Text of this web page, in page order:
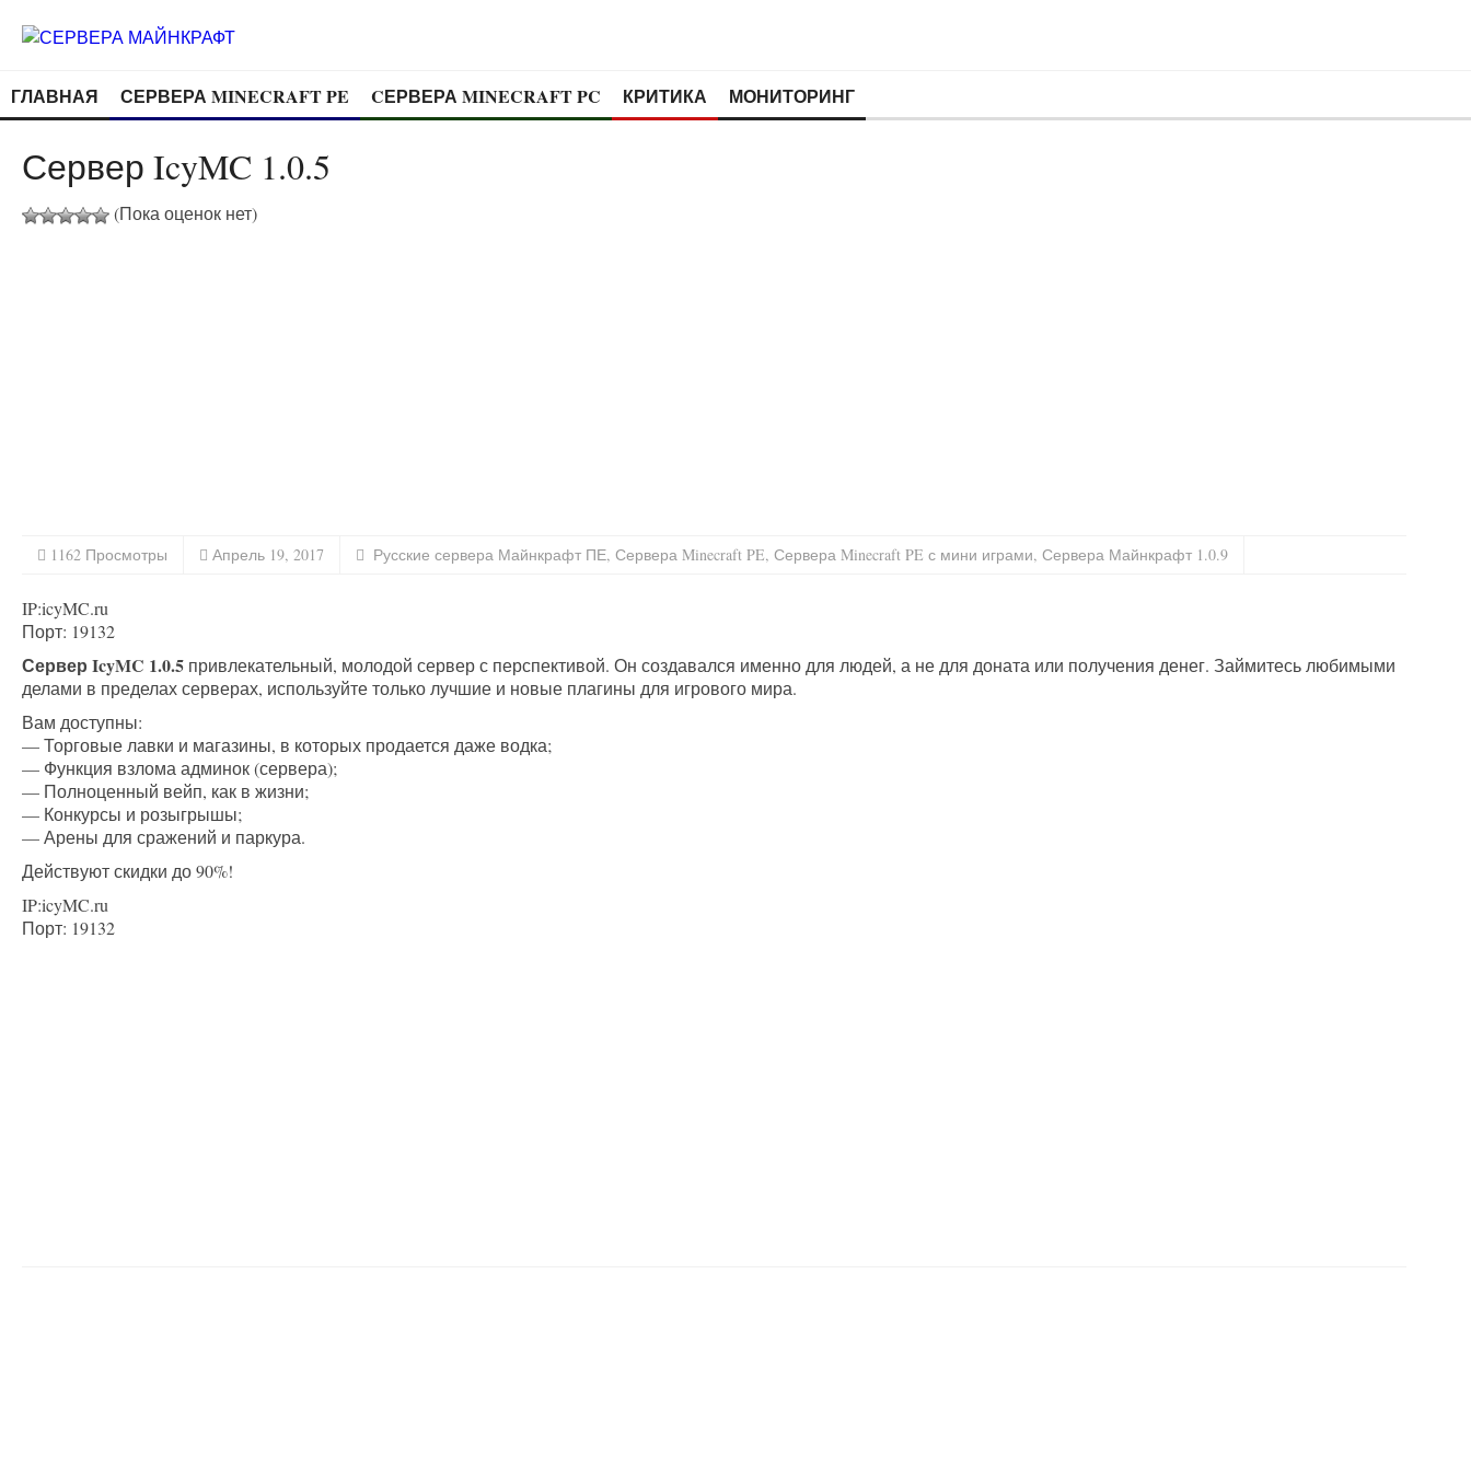
ГЛАВНАЯ СЕРВЕРА MINECRAFT PE CЕРВЕРА MINECRAFT PC КРИТИКА МОНИТОРИНГ
Сервер IcyMC 1.0.5
(Пока оценок нет)
1162 Просмотры Апрель 19, 2017 Русские сервера Майнкрафт ПЕ, Сервера Minecraft PE, Сервера Minecraft PE с мини играми, Сервера Майнкрафт 1.0.9
IP:icyMC.ru
Порт: 19132
Сервер IcyMC 1.0.5 привлекательный, молодой сервер с перспективой. Он создавался именно для людей, а не для доната или получения денег. Займитесь любимыми
делами в пределах серверах, используйте только лучшие и новые плагины для игрового мира.
Вам доступны:
— Торговые лавки и магазины, в которых продается даже водка;
— Функция взлома админок (сервера);
— Полноценный вейп, как в жизни;
— Конкурсы и розыгрышы;
— Арены для сражений и паркура.
Действуют скидки до 90%!
IP:icyMC.ru
Порт: 19132